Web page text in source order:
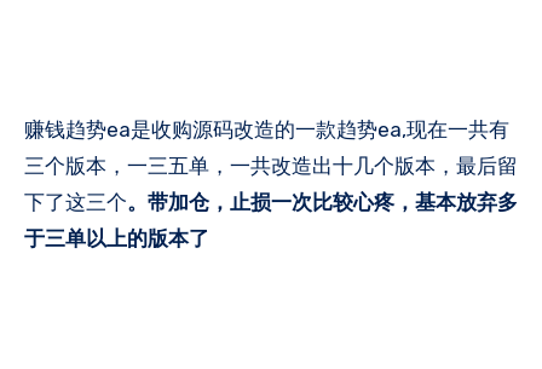
赚钱趋势ea是收购源码改造的一款趋势ea,现在一共有
三个版本，一三五单，一共改造出十几个版本，最后留
下了这三个。带加仓，止损一次比较心疼，基本放弃多
于三单以上的版本了